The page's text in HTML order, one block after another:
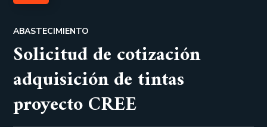
ABASTECIMIENTO
Solicitud de cotización
adquisición de tintas
proyecto CREE